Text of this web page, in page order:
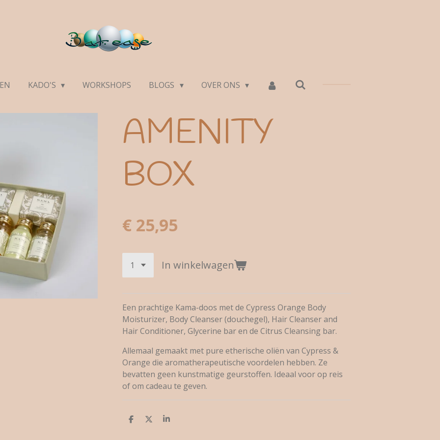
KADO'S WORKSHOPS BLOGS OVER ONS
AMENITY
BOX
€ 25,95
In winkelwagen
Een prachtige Kama-doos met de Cypress Orange Body
Moisturizer, Body Cleanser (douchegel), Hair Cleanser and
Hair Conditioner, Glycerine bar en de Citrus Cleansing bar.
Allemaal gemaakt met pure etherische oliën van Cypress &
Orange die aromatherapeutische voordelen hebben. Ze
bevatten geen kunstmatige geurstoffen. Ideaal voor op reis
of om cadeau te geven.
D
D
S